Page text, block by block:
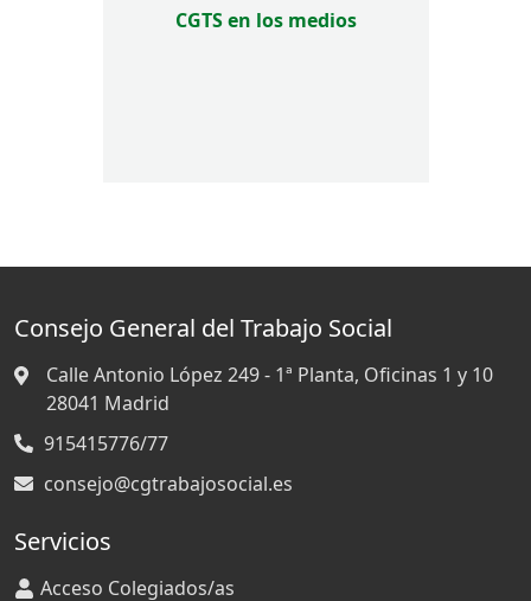
CGTS en los medios
Consejo General del Trabajo Social
Calle Antonio López 249 - 1ª Planta, Oficinas 1 y 10
28041 Madrid
915415776/77
consejo@cgtrabajosocial.es
Servicios
Acceso Colegiados/as